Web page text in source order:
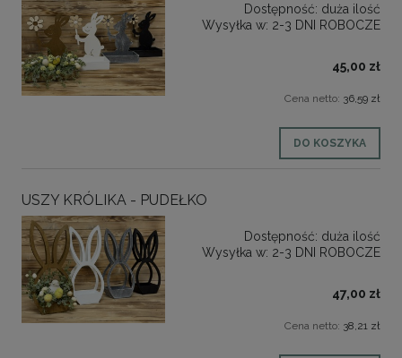
Dostępność: duża ilość
Wysyłka w: 2-3 DNI ROBOCZE
45,00 zł
Cena netto: 36,59 zł
DO KOSZYKA
USZY KRÓLIKA - PUDEŁKO
Dostępność: duża ilość
Wysyłka w: 2-3 DNI ROBOCZE
47,00 zł
Cena netto: 38,21 zł